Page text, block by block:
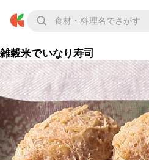
雑穀米でいなり寿司